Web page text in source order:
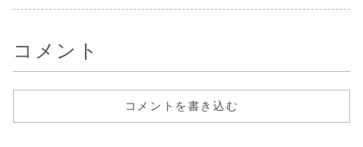
コメント
コメントを書き込む